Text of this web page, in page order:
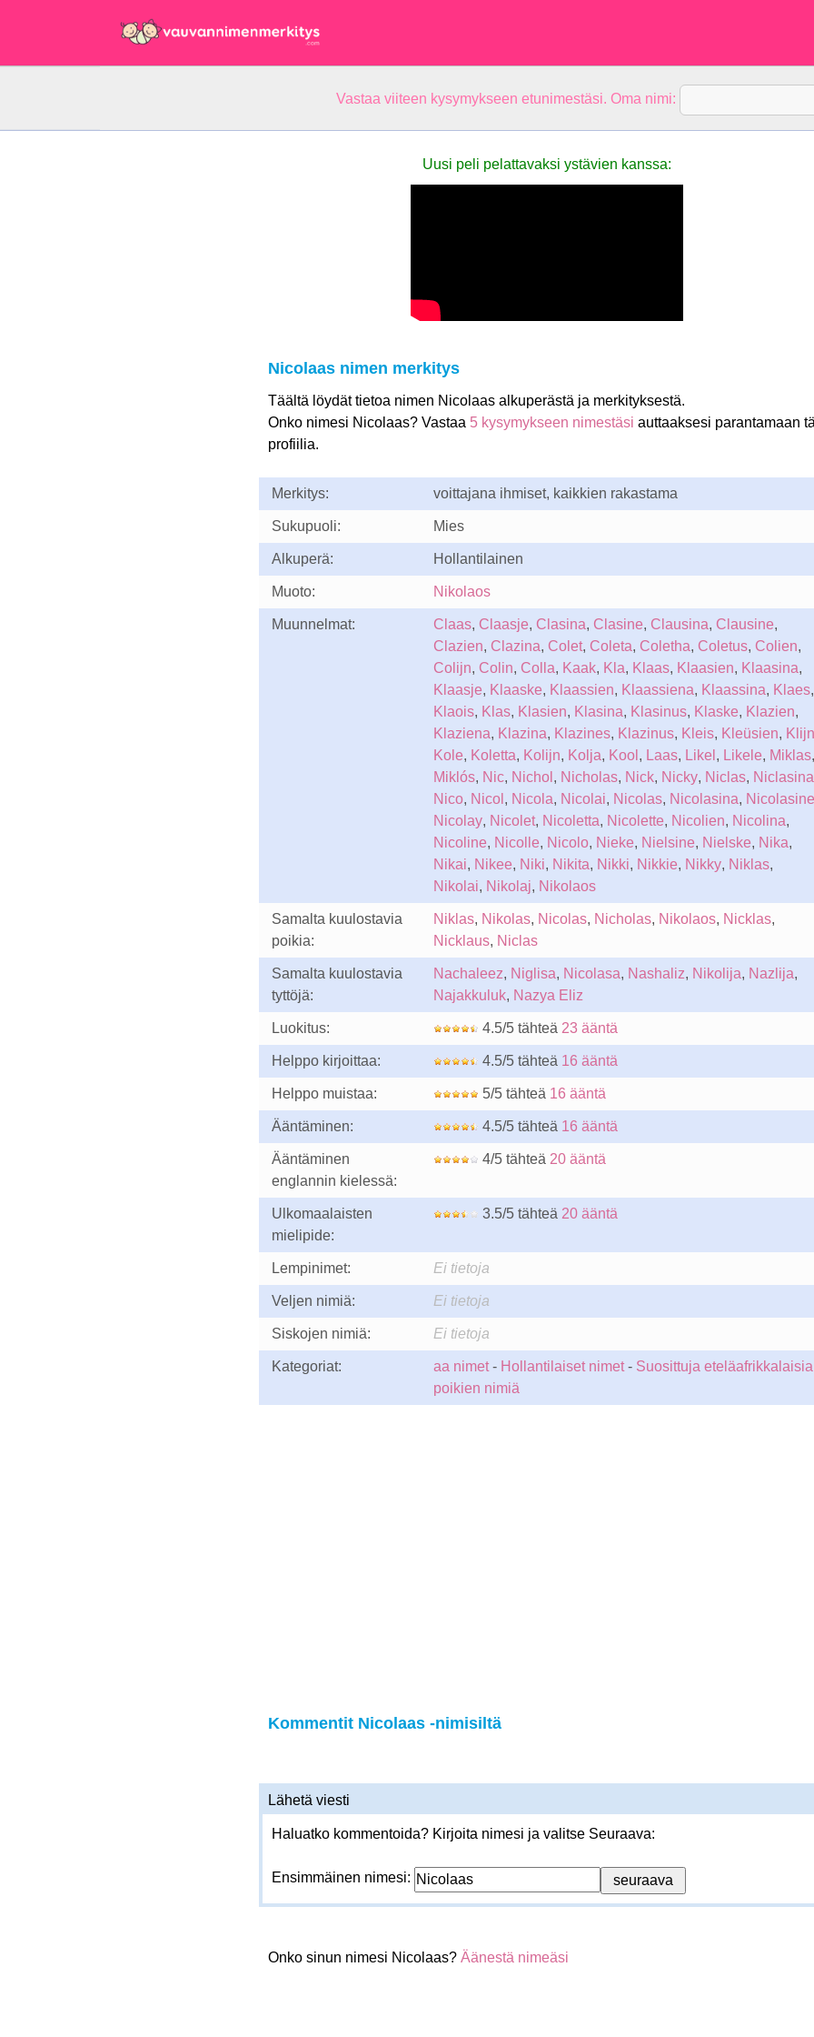
Vastaa viiteen kysymykseen etunimestäsi. Oma nimi:
Uusi peli pelattavaksi ystävien kanssa:
Nicolaas nimen merkitys
Täältä löydät tietoa nimen Nicolaas alkuperästä ja merkityksestä.
Onko nimesi Nicolaas? Vastaa 5 kysymykseen nimestäsi auttaaksesi parantamaan
profiilia.
Merkitys: voittajana ihmiset, kaikkien rakastama
Sukupuoli: Mies
Alkuperä: Hollantilainen
Muoto: Nikolaos
Muunnelmat: Claas, Claasje, Clasina, Clasine, Clausina, Clausine,
Clazien, Clazina, Colet, Coleta, Coletha, Coletus, Colien,
Colijn, Colin, Colla, Kaak, Kla, Klaas, Klaasien, Klaasina,
Klaasje, Klaaske, Klaassien, Klaassiena, Klaassina, Klaes,
Klaois, Klas, Klasien, Klasina, Klasinus, Klaske, Klazien,
Klaziena, Klazina, Klazines, Klazinus, Kleis, Kleüsien, Klijn
Kole, Koletta, Kolijn, Kolja, Kool , Laas, Likel , Likele, Miklas,
Miklós, Nic, Nichol , Nicholas, Nick, Nicky, Niclas, Niclasina
Nico, Nicol , Nicola, Nicolai, Nicolas, Nicolasina, Nicolasine
Nicolay, Nicolet, Nicoletta, Nicolette, Nicolien, Nicolina,
Nicoline, Nicolle, Nicolo, Nieke, Nielsine, Nielske, Nika,
Nikai, Nikee, Niki, Nikita, Nikki, Nikkie, Nikky, Niklas,
Nikolai, Nikolaj, Nikolaos
Samalta kuulostavia
poikia:
Niklas, Nikolas, Nicolas, Nicholas, Nikolaos, Nicklas,
Nicklaus, Niclas
Samalta kuulostavia
tyttöjä:
Nachaleez, Niglisa, Nicolasa, Nashaliz, Nikolija, Nazlija,
Najakkuluk, Nazya Eliz
Luokitus: 4.5/5 tähteä 23 ääntä
Helppo kirjoittaa: 4.5/5 tähteä 16 ääntä
Helppo muistaa: 5/5 tähteä 16 ääntä
Ääntäminen: 4.5/5 tähteä 16 ääntä
Ääntäminen
englannin kielessä:
4/5 tähteä 20 ääntä
Ulkomaalaisten
mielipide:
3.5/5 tähteä 20 ääntä
Lempinimet: Ei tietoja
Veljen nimiä: Ei tietoja
Siskojen nimiä: Ei tietoja
Kategoriat: aa nimet- Hollantilaiset nimet- Suosittuja eteläafrikkalaisia
poikien nimiä
Kommentit Nicolaas -nimisiltä
Lähetä viesti
Haluatko kommentoida? Kirjoita nimesi ja valitse Seuraava:
Ensimmäinen nimesi:
Onko sinun nimesi Nicolaas? Äänestä nimeäsi